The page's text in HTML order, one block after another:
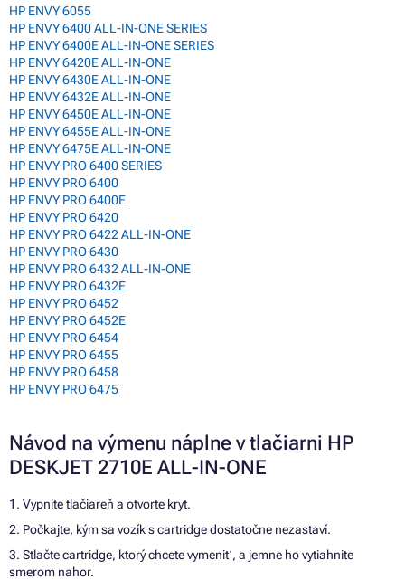
HP ENVY 6055
HP ENVY 6400 ALL-IN-ONE SERIES
HP ENVY 6400E ALL-IN-ONE SERIES
HP ENVY 6420E ALL-IN-ONE
HP ENVY 6430E ALL-IN-ONE
HP ENVY 6432E ALL-IN-ONE
HP ENVY 6450E ALL-IN-ONE
HP ENVY 6455E ALL-IN-ONE
HP ENVY 6475E ALL-IN-ONE
HP ENVY PRO 6400 SERIES
HP ENVY PRO 6400
HP ENVY PRO 6400E
HP ENVY PRO 6420
HP ENVY PRO 6422 ALL-IN-ONE
HP ENVY PRO 6430
HP ENVY PRO 6432 ALL-IN-ONE
HP ENVY PRO 6432E
HP ENVY PRO 6452
HP ENVY PRO 6452E
HP ENVY PRO 6454
HP ENVY PRO 6455
HP ENVY PRO 6458
HP ENVY PRO 6475
Návod na výmenu náplne v tlačiarni HP
DESKJET 2710E ALL-IN-ONE
1. Vypnite tlačiareň a otvorte kryt.
2. Počkajte, kým sa vozík s cartridge dostatočne nezastaví.
3. Stlačte cartridge, ktorý chcete vymeniť, a jemne ho vytiahnite
smerom nahor.